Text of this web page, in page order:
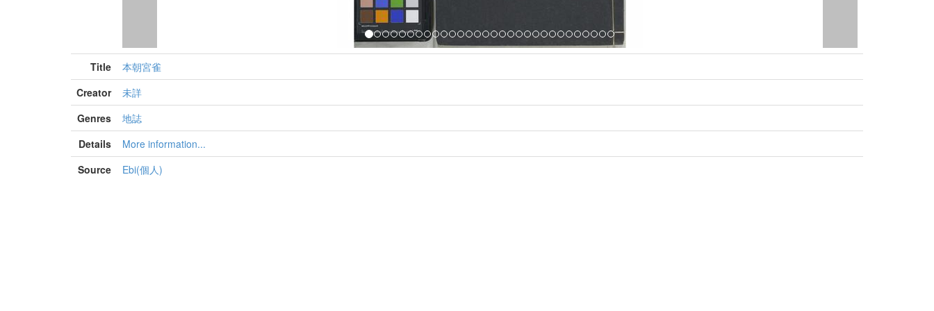
Title
本朝宮雀
Creator
未詳
Genres
地誌
Details
More information...
Source
Ebi(個人)